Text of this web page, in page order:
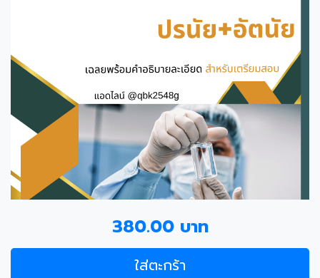
380.00 บาท
ใส่ตะกร้า